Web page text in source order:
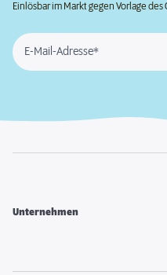
Einlösbar im Markt gegen Vorlage
E-Mail-Adresse*
Unternehmen